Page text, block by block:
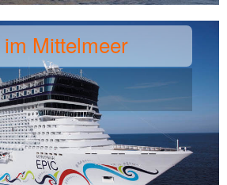
Mittelmeer